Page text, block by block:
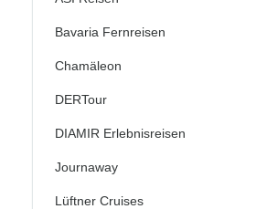
Bavaria Fernreisen
Chamäleon
DERTour
DIAMIR Erlebnisreisen
Journaway
Lüftner Cruises